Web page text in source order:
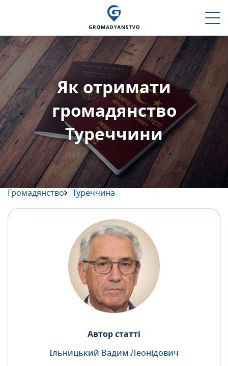
Як отримати
громадянство
Туреччини
Громадянство Туреччина
Автор статті
Ільницький Вадим Леонідович